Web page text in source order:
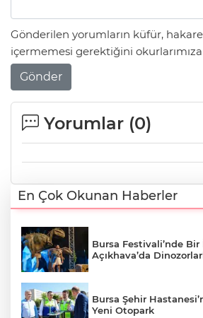
Gönderilen yorumların küfür,
içermemesi gerektiğini okurlarımıza
Gönder
Yorumlar (0)
En Çok Okunan Haberler
Bursa Festivali’nde
Açıkhava’da
Bursa Şehir
Yeni Otopark